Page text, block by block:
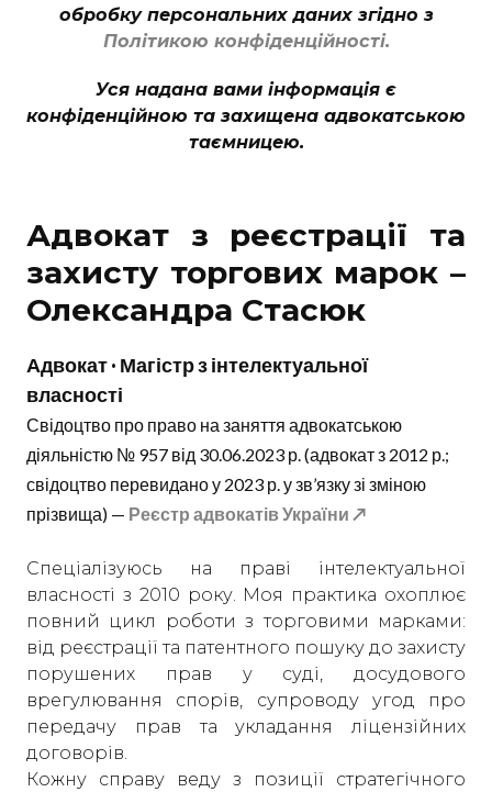
обробку персональних даних згідно з
Політикою конфіденційності.
Уся надана вами інформація є
конфіденційною та захищена адвокатською
таємницею.
Адвокат з реєстрації та
захисту торгових марок –
Олександра Стасюк
Адвокат · Магістр з інтелектуальної
власності
Свідоцтво про право на заняття адвокатською
діяльністю № 957 від 30.06.2023 р. (адвокат з 2012 р.;
свідоцтво перевидано у 2023 р. у зв’язку зі зміною
прізвища) — Реєстр адвокатів України ↗
Спеціалізуюсь на праві інтелектуальної
власності з 2010 року. Моя практика охоплює
повний цикл роботи з торговими марками:
від реєстрації та патентного пошуку до захисту
порушених прав у суді, досудового
врегулювання спорів, супроводу угод про
передачу прав та укладання ліцензійних
договорів.
Кожну справу веду з позиції стратегічного